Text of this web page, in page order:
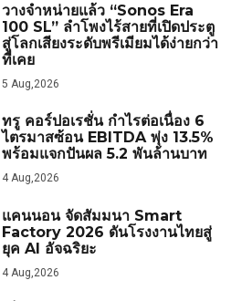
วางจำหน่ายแล้ว “Sonos Era
100 SL” ลำโพงไร้สายที่เปิดประตู
สู่โลกเสียงระดับพรีเมียมได้ง่ายกว่า
ที่เคย
5 Aug,2026
ทรู คอร์ปอเรชั่น กำไรต่อเนื่อง 6
ไตรมาสซ้อน EBITDA พุ่ง 13.5%
พร้อมแจกปันผล 5.2 พันล้านบาท
4 Aug,2026
แคนนอน จัดสัมมนา Smart
Factory 2026 ดันโรงงานไทยสู่
ยุค AI อัจฉริยะ
4 Aug,2026